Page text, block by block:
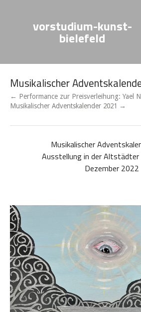
vorstudium-kunst-
bielefeld
Musikalischer
← Performance zur Preisverleihung: Yael
Musikalischer Adventskalender 2021 →
Musikalischer
Ausstellung in der Altstädter
Dezember 2022